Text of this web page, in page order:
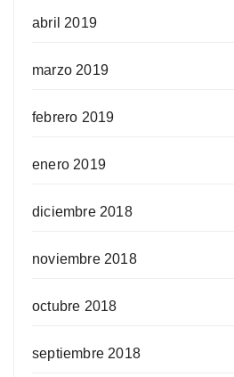
abril 2019
marzo 2019
febrero 2019
enero 2019
diciembre 2018
noviembre 2018
octubre 2018
septiembre 2018